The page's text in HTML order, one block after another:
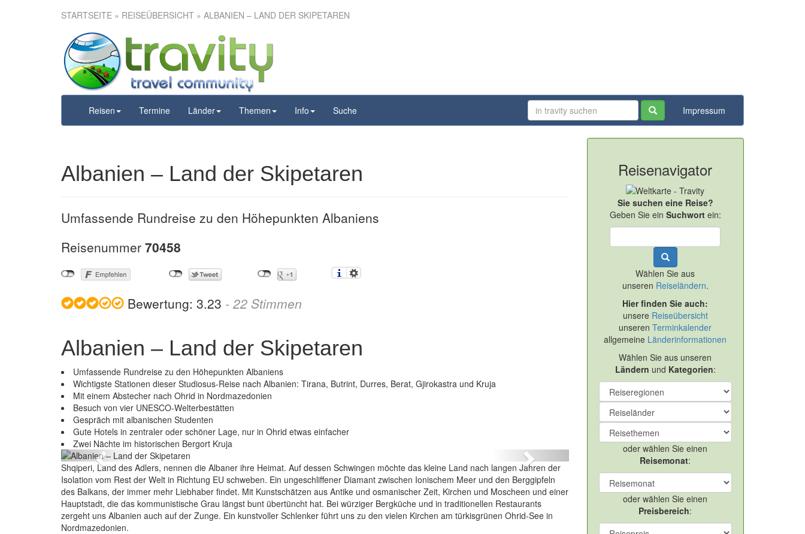
STARTSEITE » REISEÜBERSICHT » ALBANIEN – LAND DER SKIPETAREN
Reisen Termine Länder Themen Info Suche Impressum
Albanien – Land der Skipetaren
Albanien – Land der Skipetaren
Umfassende Rundreise zu den Höhepunkten Albaniens
Reisenummer 70458
Bewertung: 3.23 - 22 Stimmen
Albanien – Land der Skipetaren
Umfassende Rundreise zu den Höhepunkten Albaniens
Wichtigste Stationen dieser Studiosus-Reise nach Albanien: Tirana, Butrint, Durres, Berat, Gjirokastra und Kruja
Mit einem Abstecher nach Ohrid in Nordmazedonien
Besuch von vier UNESCO-Welterbestätten
Gespräch mit albanischen Studenten
Gute Hotels in zentraler oder schöner Lage, nur in Ohrid etwas einfacher
Zwei Nächte im historischen Bergort Kruja
Previous Next
Shqiperi, Land des Adlers, nennen die Albaner ihre Heimat. Auf dessen Schwingen möchte das kleine Land nach langen Jahren der
Isolation vom Rest der Welt in Richtung EU schweben. Ein ungeschliffener Diamant zwischen Ionischem Meer und den Berggipfeln
des Balkans, der immer mehr Liebhaber findet. Mit Kunstschätzen aus Antike und osmanischer Zeit, Kirchen und Moscheen und einer
Hauptstadt, die das kommunistische Grau längst bunt übertüncht hat. Bei würziger Bergküche und in traditionellen Restaurants
zergeht uns Albanien auch auf der Zunge. Ein kunstvoller Schlenker führt uns zu den vielen Kirchen am türkisgrünen Ohrid-See in
Nordmazedonien.
Reisenavigator
Sie suchen eine Reise?
Geben Sie ein Suchwortein:
Wählen Sie aus
unseren Reiseländern.
Hier finden Sie auch:
unsere Reiseübersicht
unserenTerminkalender
allgemeine Länderinformationen
Wählen Sie aus unseren
Ländern und Kategorien:
oder wählen Sie einen
Reisemonat:
oder wählen Sie einen
Preisbereich: